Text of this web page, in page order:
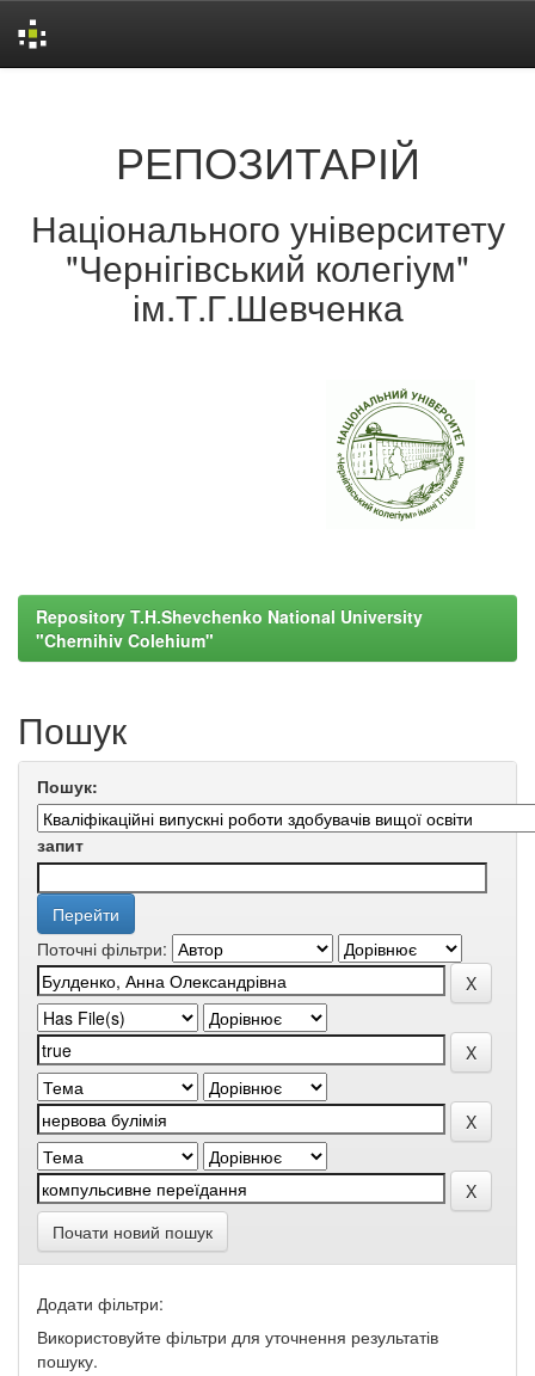
РЕПОЗИТАРІЙ
Національного університету
"Чернігівський колегіум"
ім.Т.Г.Шевченка
Repository T.H.Shevchenko National University
"Chernihiv Colehium"
Пошук
Пошук:
запит
Поточні фільтри:
Почати новий пошук
Додати фільтри:
Використовуйте фільтри для уточнення результатів
пошуку.